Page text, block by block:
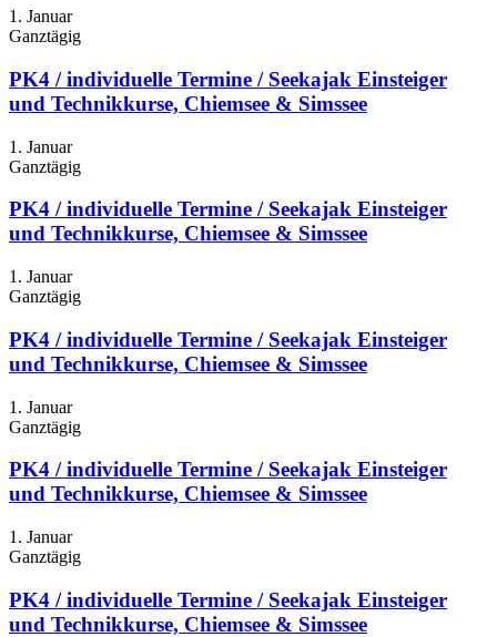
1. Januar
Ganztägig
PK4 / individuelle Termine / Seekajak Einsteiger
und Technikkurse, Chiemsee & Simssee
1. Januar
Ganztägig
PK4 / individuelle Termine / Seekajak Einsteiger
und Technikkurse, Chiemsee & Simssee
1. Januar
Ganztägig
PK4 / individuelle Termine / Seekajak Einsteiger
und Technikkurse, Chiemsee & Simssee
1. Januar
Ganztägig
PK4 / individuelle Termine / Seekajak Einsteiger
und Technikkurse, Chiemsee & Simssee
1. Januar
Ganztägig
PK4 / individuelle Termine / Seekajak Einsteiger
und Technikkurse, Chiemsee & Simssee